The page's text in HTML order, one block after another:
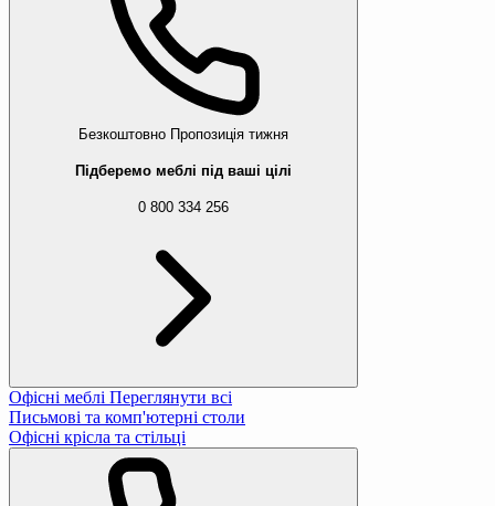
Безкоштовно Пропозиція тижня
Підберемо меблі під ваші цілі
0 800 334 256
Офісні меблі Переглянути всі
Письмові та комп'ютерні столи
Офісні крісла та стільці